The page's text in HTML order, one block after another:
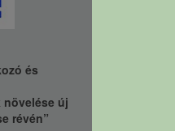
és
növelése új
révén”